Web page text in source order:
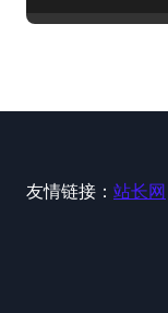
友情链接： 站长网